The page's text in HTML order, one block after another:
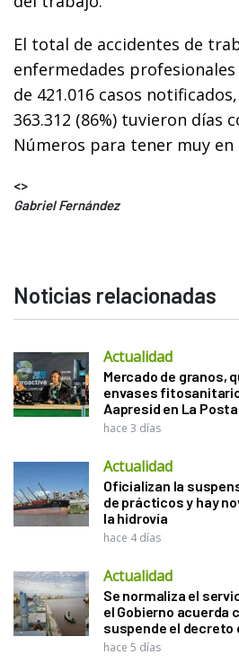
El total de accidentes de
enfermedades profesionales
de 421.016 casos
363.312 (86%) tuvieron días
Números para tener muy en
<>
Gabriel Fernández
Noticias relacionadas
Actualidad
Mercado de granos,
envases
Aapresid en La Posta
hace 3 días
Actualidad
Oficializan la
de prácticos y hay
la hidrovía
hace 4 días
Actualidad
Se normaliza el
el Gobierno acuerda
suspende el decreto
hace 5 días